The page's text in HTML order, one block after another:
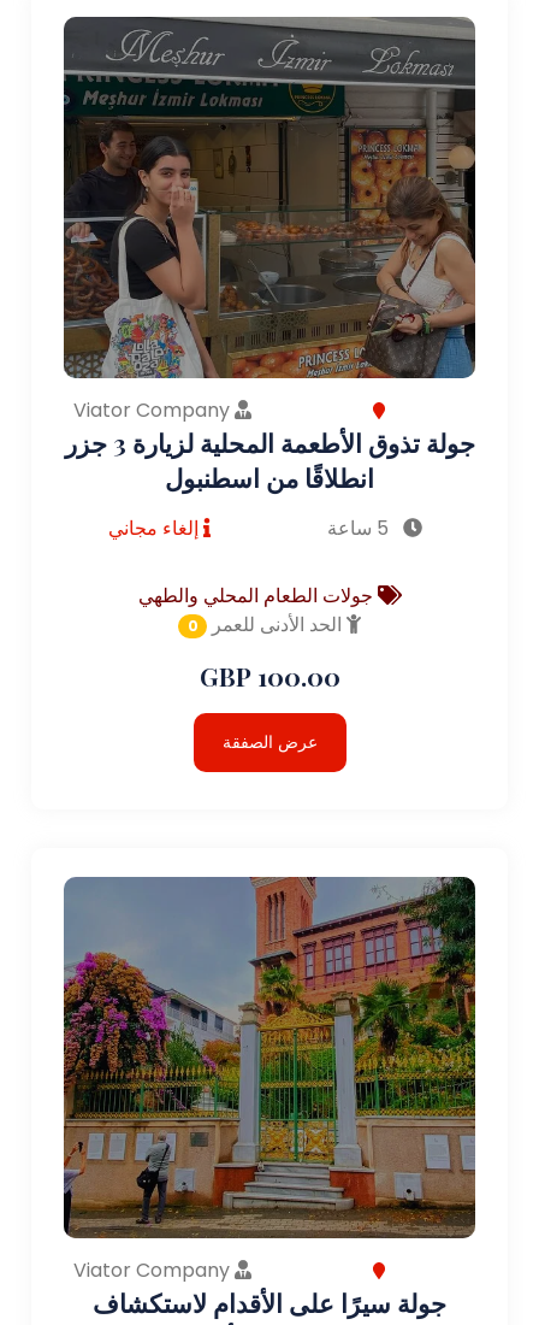
جولة تذوق الأطعمة المحلية لزيارة 3 جزر
انطلاقًا من اسطنبول
إلغاء مجاني
جولات الطعام المحلي والطهي
الحد الأدنى للعمر
0
100.00 GBP
عرض الصفقة
جولة سيرًا على الأقدام لاستكشاف